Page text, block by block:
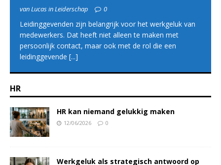
van Lucas in Leiderschap 0
Leidinggevenden zijn belangrijk voor het werkgeluk van
medewerkers. Dat heeft niet alleen te maken met
persoonlijk contact, maar ook met de rol die een
leidinggevende [...]
HR
HR kan niemand gelukkig maken
12/06/2026 0
Werkgeluk als strategisch antwoord op